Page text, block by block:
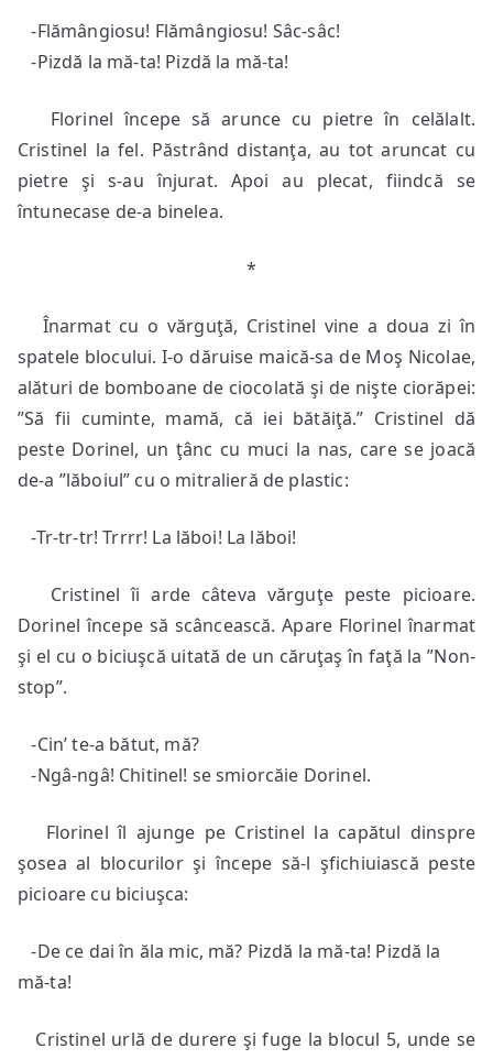
-Flămângiosu! Flămângiosu! Sâc-sâc!
-Pizdă la mă-ta! Pizdă la mă-ta!
Florinel începe să arunce cu pietre în celălalt.
Cristinel la fel. Păstrând distanţa, au tot aruncat cu
pietre şi s-au înjurat. Apoi au plecat, fiindcă se
întunecase de-a binelea.
*
Înarmat cu o vărguţă, Cristinel vine a doua zi în
spatele blocului. I-o dăruise maică-sa de Moş Nicolae,
alături de bomboane de ciocolată şi de nişte ciorăpei:
”Să fii cuminte, mamă, că iei bătăiţă.” Cristinel dă
peste Dorinel, un ţânc cu muci la nas, care se joacă
de-a ”lăboiul” cu o mitralieră de plastic:
-Tr-tr-tr! Trrrr! La lăboi! La lăboi!
Cristinel îi arde câteva vărguţe peste picioare.
Dorinel începe să scâncească. Apare Florinel înarmat
şi el cu o biciuşcă uitată de un căruţaş în faţă la ”Non-
stop”.
-Cin’ te-a bătut, mă?
-Ngâ-ngâ! Chitinel! se smiorcăie Dorinel.
Florinel îl ajunge pe Cristinel la capătul dinspre
şosea al blocurilor şi începe să-l şfichiuiască peste
picioare cu biciuşca:
-De ce dai în ăla mic, mă? Pizdă la mă-ta! Pizdă la
mă-ta!
Cristinel urlă de durere şi fuge la blocul 5, unde se